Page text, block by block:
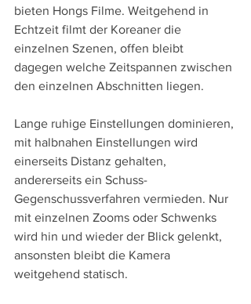
bieten Hongs Filme. Weitgehend in
Echtzeit filmt der Koreaner die
einzelnen Szenen, offen bleibt
dagegen welche Zeitspannen zwischen
den einzelnen Abschnitten liegen.
Lange ruhige Einstellungen dominieren,
mit halbnahen Einstellungen wird
einerseits Distanz gehalten,
andererseits ein Schuss-
Gegenschussverfahren vermieden. Nur
mit einzelnen Zooms oder Schwenks
wird hin und wieder der Blick gelenkt,
ansonsten bleibt die Kamera
weitgehend statisch.